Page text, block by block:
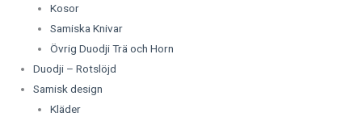
Kosor
Samiska Knivar
Övrig Duodji Trä och Horn
Duodji – Rotslöjd
Samisk design
Kläder